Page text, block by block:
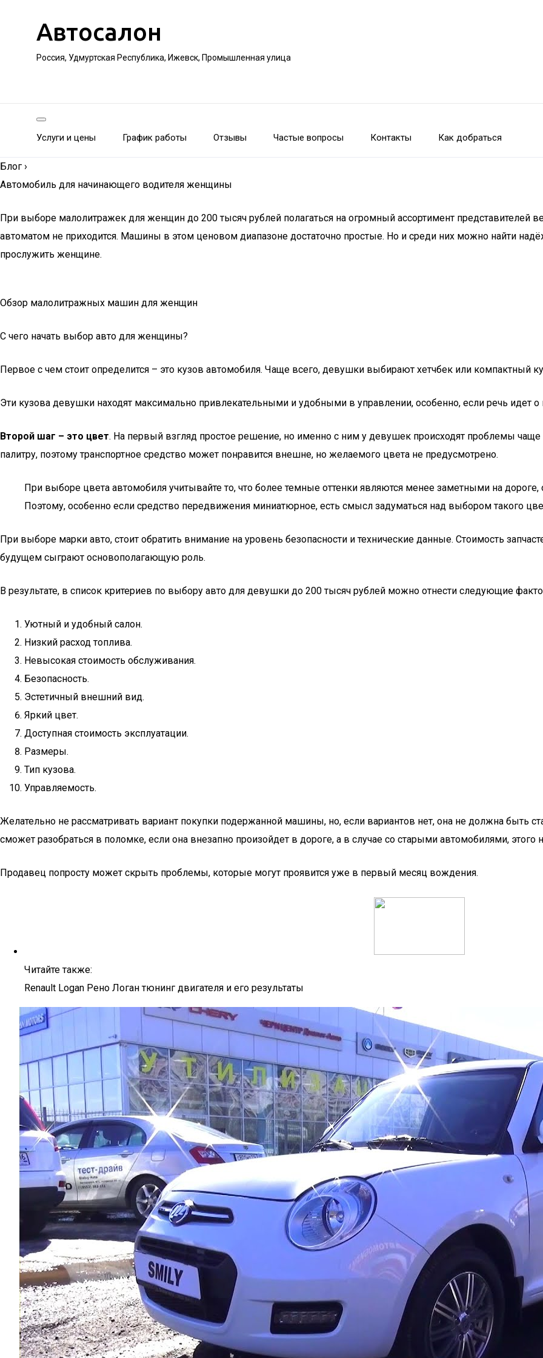
Автосалон
Россия, Удмуртская Республика, Ижевск, Промышленная улица
Услуги и цены График работы Отзывы Частые вопросы Контакты Как добраться
Блог ›
Автомобиль для начинающего водителя женщины
При выборе малолитражек для женщин до 200 тысяч рублей полагаться на огромный ассортимент представителей
автоматом не приходится. Машины в этом ценовом диапазоне достаточно простые. Но и среди них можно найти
прослужить женщине.
Обзор малолитражных машин для женщин
С чего начать выбор авто для женщины?
Первое с чем стоит определится – это кузов автомобиля. Чаще всего, девушки выбирают хетчбек или компактный
Эти кузова девушки находят максимально привлекательными и удобными в управлении, особенно, если речь идет о
Второй шаг – это цвет. На первый взгляд простое решение, но именно с ним у девушек происходят проблемы
палитру, поэтому транспортное средство может понравится внешне, но желаемого цвета не предусмотрено.
При выборе цвета автомобиля учитывайте то, что более темные оттенки являются менее заметными на
Поэтому, особенно если средство передвижения миниатюрное, есть смысл задуматься над выбором такого
При выборе марки авто, стоит обратить внимание на уровень безопасности и технические данные. Стоимость
будущем сыграют основополагающую роль.
В результате, в список критериев по выбору авто для девушки до 200 тысяч рублей можно отнести следующие
Уютный и удобный салон.
Низкий расход топлива.
Невысокая стоимость обслуживания.
Безопасность.
Эстетичный внешний вид.
Яркий цвет.
Доступная стоимость эксплуатации.
Размеры.
Тип кузова.
Управляемость.
Желательно не рассматривать вариант покупки подержанной машины, но, если вариантов нет, она не должна быть
сможет разобраться в поломке, если она внезапно произойдет в дороге, а в случае со старыми автомобилями, этого
Продавец попросту может скрыть проблемы, которые могут проявится уже в первый месяц вождения.
Читайте также:
Renault Logan Рено Логан тюнинг двигателя и его результаты